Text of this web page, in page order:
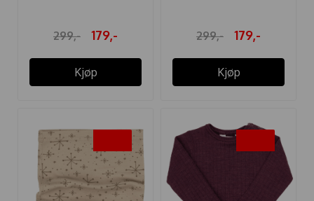
299,- 179,-
Kjøp
299,- 179,-
Kjøp